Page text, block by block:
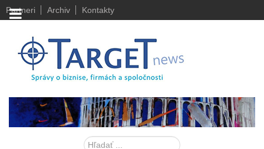
Partneri Archiv Kontakty
Hľadať